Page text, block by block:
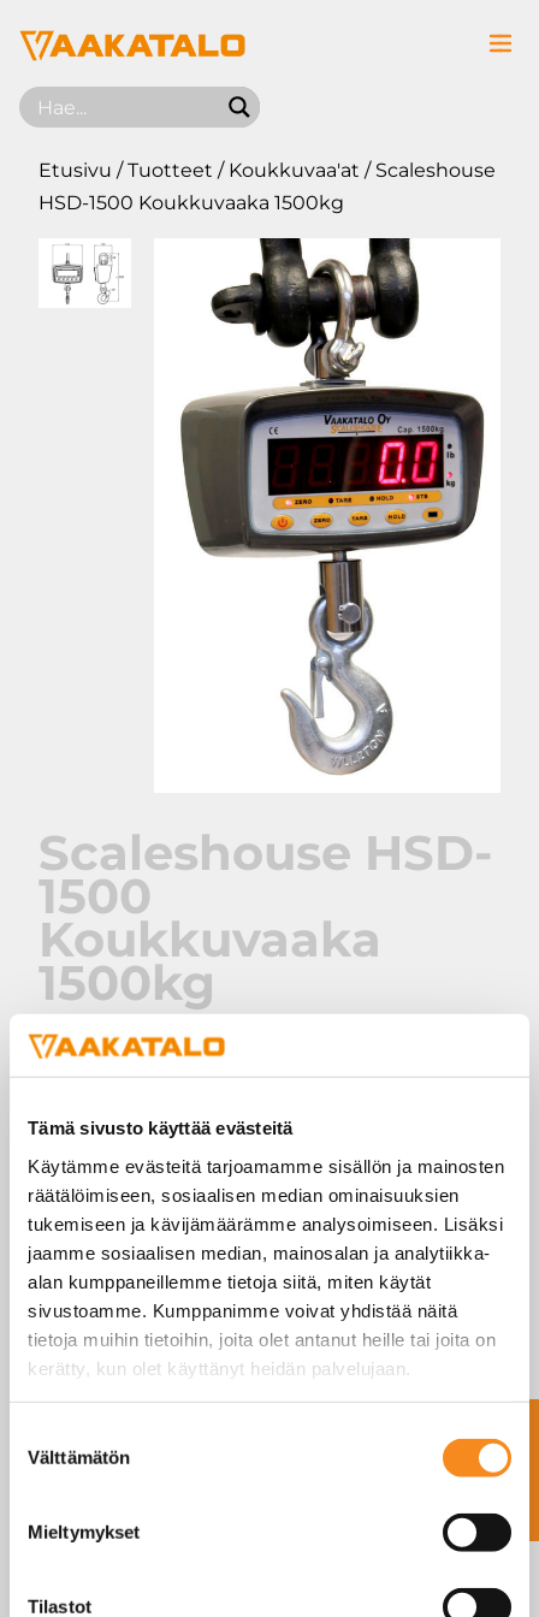
Tämä sivusto käyttää evästeitä
Käytämme evästeitä tarjoamamme sisällön ja mainosten
räätälöimiseen, sosiaalisen median ominaisuuksien
tukemiseen ja kävijämäärämme analysoimiseen. Lisäksi
jaamme sosiaalisen median, mainosalan ja analytiikka-
alan kumppaneillemme tietoja siitä, miten käytät
sivustoamme. Kumppanimme voivat yhdistää näitä
tietoja muihin tietoihin, joita olet antanut heille tai joita on
kerätty, kun olet käyttänyt heidän palvelujaan.
valinta
Välttämätön
Mieltymykset
Tilastot
Etusivu /Tuotteet / Koukkuvaa'at / Scaleshouse
HSD-1500 Koukkuvaaka 1500kg
Scaleshouse HSD-
1500
Koukkuvaaka
1500kg
Nosturivaaka pieniin nostureihin. Erittäin
Siirrettävä ja kompakti, 500g tarkkuudella,
mukana kaukosäädin. Suosittu vaaka
suursäkkien punnitukseen.
Saatavuus:
Varastossa
Scaleshouse
HSD-
LISÄÄ TARJOUSKORIIN
Scaleshouse HSD-koukkuvaaka sopii niin
Ota yhteyttä